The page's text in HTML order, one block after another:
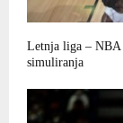
Letnja liga – NBA
simuliranja